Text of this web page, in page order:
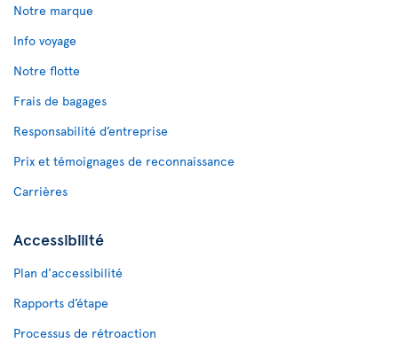
Notre marque
Info voyage
Notre flotte
Frais de bagages
Responsabilité d’entreprise
Prix et témoignages de reconnaissance
Carrières
Accessibilité
Plan d'accessibilité
Rapports d’étape
Processus de rétroaction